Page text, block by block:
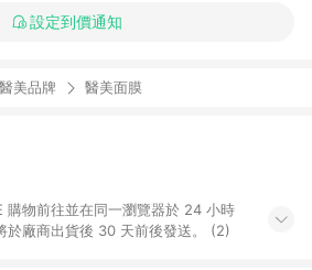
設定到價通知
醫美品牌 醫美面膜
購物前往並在同一瀏覽器於 24 小時
於廠商出貨後 30 天前後發送。 (2)